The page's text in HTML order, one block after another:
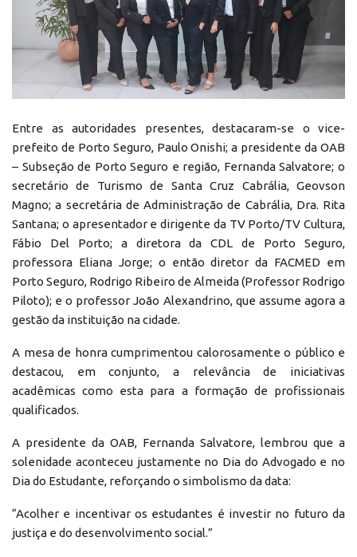
Entre as autoridades presentes, destacaram-se o vice-
prefeito de Porto Seguro, Paulo Onishi; a presidente da OAB
– Subseção de Porto Seguro e região, Fernanda Salvatore; o
secretário de Turismo de Santa Cruz Cabrália, Geovson
Magno; a secretária de Administração de Cabrália, Dra. Rita
Santana; o apresentador e dirigente da TV Porto/TV Cultura,
Fábio Del Porto; a diretora da CDL de Porto Seguro,
professora Eliana Jorge; o então diretor da FACMED em
Porto Seguro, Rodrigo Ribeiro de Almeida (Professor Rodrigo
Piloto); e o professor João Alexandrino, que assume agora a
gestão da instituição na cidade.
A mesa de honra cumprimentou calorosamente o público e
destacou, em conjunto, a relevância de iniciativas
acadêmicas como esta para a formação de profissionais
qualificados.
A presidente da OAB, Fernanda Salvatore, lembrou que a
solenidade aconteceu justamente no Dia do Advogado e no
Dia do Estudante, reforçando o simbolismo da data:
“Acolher e incentivar os estudantes é investir no futuro da
justiça e do desenvolvimento social.”